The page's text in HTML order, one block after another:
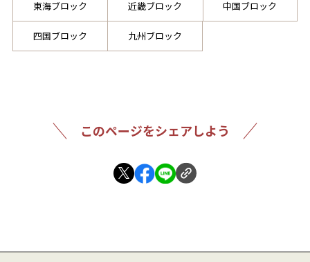
東海ブロック 近畿ブロック 中国ブロック
四国ブロック 九州ブロック
このページをシェアしよう